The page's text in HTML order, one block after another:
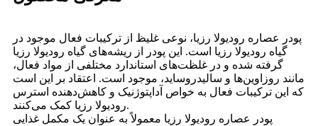
پودر عصاره رودیولا رزیا، نوعی غلیظ از ترکیبات فعال موجود در
گیاه رودیولا رزیا است. این پودر از ریشه‌های گیاه رودیولا رزیا
گرفته شده و در غلظت‌های استاندارد مختلفی از مواد فعال،
مانند روزاوین‌ها و سالیدروساید، موجود است. اعتقاد بر این است
که این ترکیبات فعال به خواص آداپتوژنیک و کاهش‌دهنده استرس
رودیولا رزیا کمک می‌کنند.
پودر عصاره رودیولا رزیا معمولاً به عنوان یک مکمل غذایی